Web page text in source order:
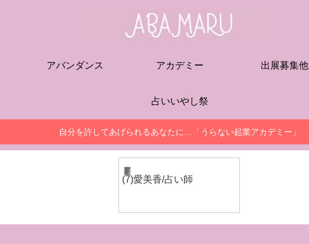
アバンダンス アカデミー 出展募集他
占いいやし祭
自分を許してあげられるあなたに…「うらない起業アカデミー」
まるしぇ出展者
(7)愛美香/占い師